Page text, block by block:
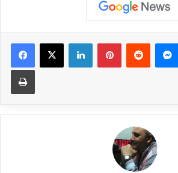
Facebook
X LinkedInPinterestReddit
Imprimir